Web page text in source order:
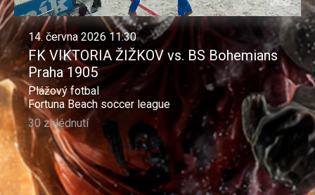
14. června 2026 11:30
FK VIKTORIA ŽIŽKOV vs. BS Bohemians
Praha 1905
Plážový fotbal
Fortuna Beach soccer league
30 zhlédnutí